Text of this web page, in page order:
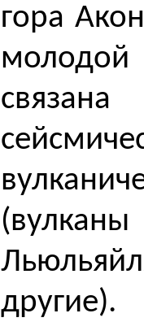
гора